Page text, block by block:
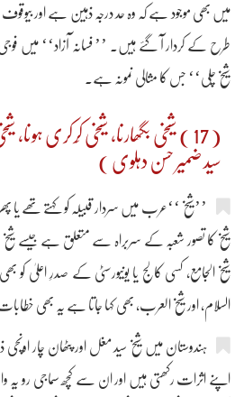
میں بھی موجود ہے کہ وہ حد درجہ ذہین ہے اور
طرح کے کردار آ گئے ہیں۔ ’’ فسانہ آزاد‘‘ میں
شیخ چلی‘‘ جس کا مثالی نمونہ ہے۔
( 17 ) شیخی بگھارنا، شیخی کِرکری ہونا،
سید ضمیر حسن دہلوی )
’’شیخ ‘‘عرب میں سردار قبیلہ کو کہتے تھے یا
شیخ کا تصور شعبہ کے سربراہ سے متعلق ہے جیسے شیخ
شیخ الجامع، کسی کالج یا یونیورسٹی کے صدرِ اعلیٰ کو بھی
السلام، اور شیخ العرب، بھی کہا جاتا ہے یہ بھی
ہندوستان میں شیخ سید مغل اور پٹھان چار
اپنے اثرات رکھتی ہیں اور ان سے کچھ سماجی رو یہ